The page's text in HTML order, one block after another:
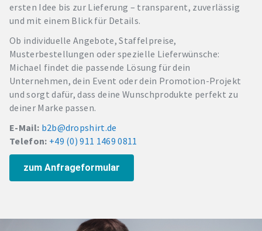
ersten Idee bis zur Lieferung – transparent, zuverlässig
und mit einem Blick für Details.
Ob individuelle Angebote, Staffelpreise,
Musterbestellungen oder spezielle Lieferwünsche:
Michael findet die passende Lösung für dein
Unternehmen, dein Event oder dein Promotion-Projekt
und sorgt dafür, dass deine Wunschprodukte perfekt zu
deiner Marke passen.
E-Mail: b2b@dropshirt.de
Telefon: +49 (0) 911 1469 0811
zum Anfrageformular